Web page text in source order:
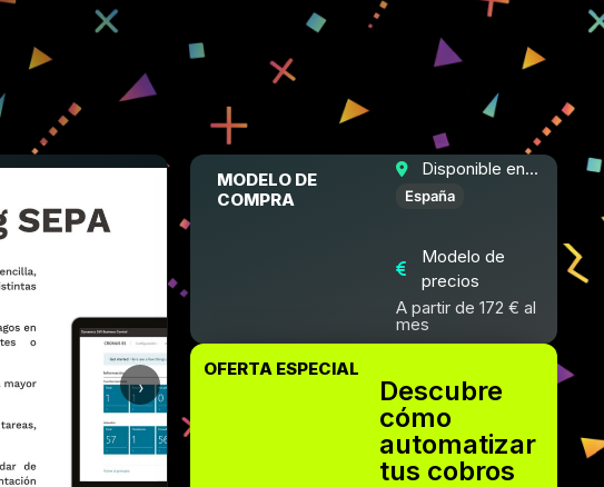
›
MODELO DE
COMPRA
Disponible en...
España
Modelo de
precios
A partir de 172 € al
mes
OFERTA ESPECIAL
Descubre
cómo
automatizar
tus cobros